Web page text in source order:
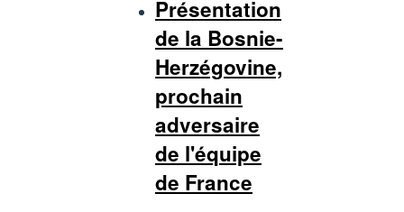
Présentation
de la Bosnie-
Herzégovine,
prochain
adversaire
de l'équipe
de France